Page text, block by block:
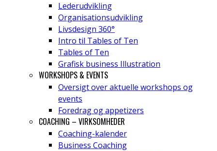
Lederudvikling
Organisationsudvikling
Livsdesign 360°
Intro til Tables of Ten
Tables of Ten
Grafisk business Illustration
WORKSHOPS & EVENTS
Oversigt over aktuelle workshops og
events
Foredrag og appetizers
COACHING – VIRKSOMHEDER
Coaching-kalender
Business Coaching